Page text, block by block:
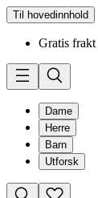
Til hovedinnhold
Gratis
Dame
Herre
Barn
Utforsk